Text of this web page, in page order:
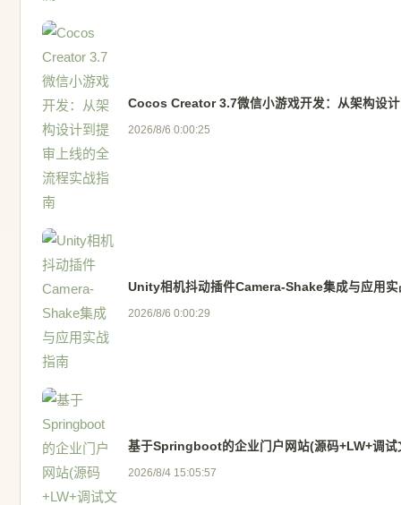
Cocos Creator 3.7微信小游戏开发：从架构设
2026/8/6 0:00:25
Unity相机抖动插件Camera-Shake集成与应用实
2026/8/6 0:00:29
基于Springboot的企业门户网站(源码+LW+调试
2026/8/4 15:05:57